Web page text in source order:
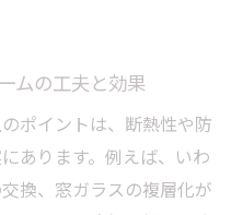
ムの工夫と効果
ポイントは、断熱性や防
あります。例えば、いわ
換、窓ガラスの複層化が